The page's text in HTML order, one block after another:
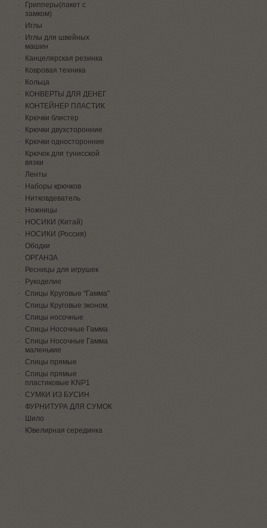
Грипперы(пакет с
замком)
Иглы
Иглы для швейных
машин
Канцелярская резинка
Ковровая техника
Кольца
КОНВЕРТЫ ДЛЯ ДЕНЕГ
КОНТЕЙНЕР ПЛАСТИК
Крючки блистер
Крючки двухсторонние
Крючки односторонние
Крючок для тунисской
вязки
Ленты
Наборы крючков
Нитковдеватель
Ножницы
НОСИКИ (Китай)
НОСИКИ (Россия)
Ободки
ОРГАНЗА
Ресницы для игрушек
Рукоделие
Спицы Круговые "Гамма"
Спицы Круговые эконом.
Спицы носочные
Спицы Носочные Гамма
Спицы Носочные Гамма
маленькие
Спицы прямые
Спицы прямые
пластиковые KNP1
СУМКИ ИЗ БУСИН
ФУРНИТУРА ДЛЯ СУМОК
Шило
Ювелирная серединка